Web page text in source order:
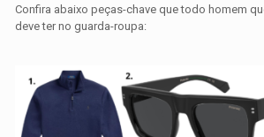
Confira abaixo peças-chave que todo homem
deve ter no guarda-roupa: